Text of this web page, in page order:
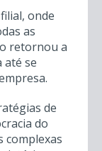
onde
as
retornou a
até se
de
do
complexas